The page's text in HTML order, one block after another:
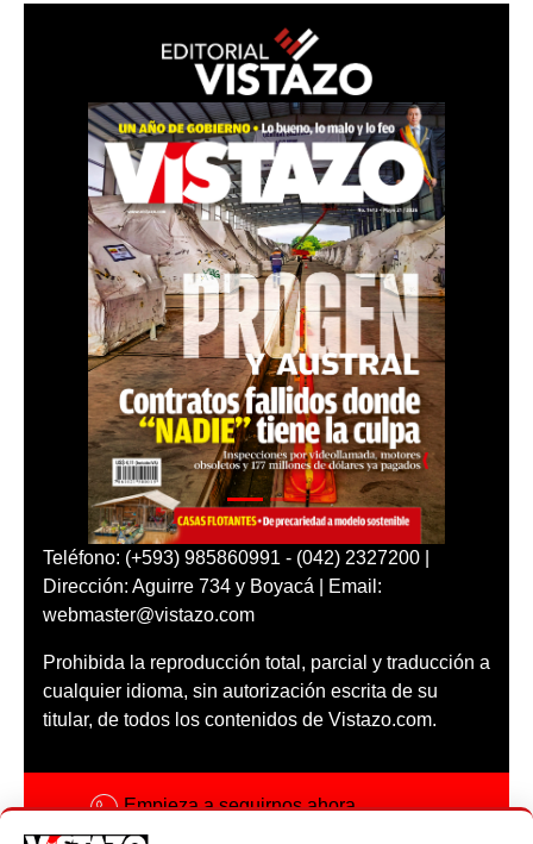
Teléfono: (+593) 985860991 - (042) 2327200 |
Dirección: Aguirre 734 y Boyacá | Email:
webmaster@vistazo.com
Prohibida la reproducción total, parcial y traducción a
cualquier idioma, sin autorización escrita de su
titular, de todos los contenidos de Vistazo.com.
Empieza a seguirnos ahora